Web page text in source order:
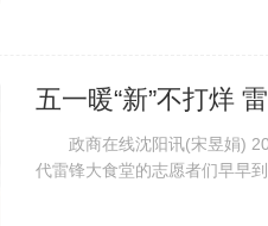
五一暖“新”不打烊
政商在线沈阳讯(宋昱娟)
代雷锋大食堂的志愿者们早早